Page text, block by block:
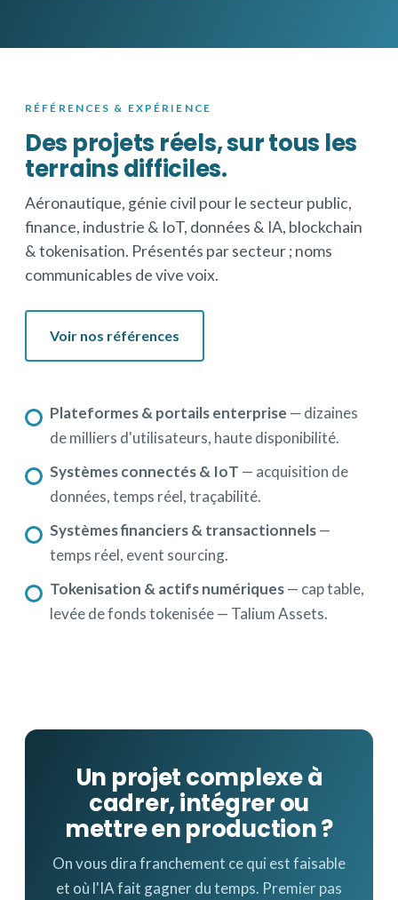
RÉFÉRENCES & EXPÉRIENCE
Des projets réels, sur tous les
terrains difficiles.
Aéronautique, génie civil pour le secteur public,
finance, industrie & IoT, données & IA, blockchain
& tokenisation. Présentés par secteur ; noms
communicables de vive voix.
Voir nos références
Plateformes & portails enterprise — dizaines
de milliers d'utilisateurs, haute disponibilité.
Systèmes connectés & IoT — acquisition de
données, temps réel, traçabilité.
Systèmes financiers & transactionnels—
temps réel, event sourcing.
Tokenisation & actifs numériques— cap table,
levée de fonds tokenisée — Talium Assets.
Un projet complexe à
cadrer, intégrer ou
mettre en production ?
On vous dira franchement ce qui est faisable
et où l'IA fait gagner du temps. Premier pas